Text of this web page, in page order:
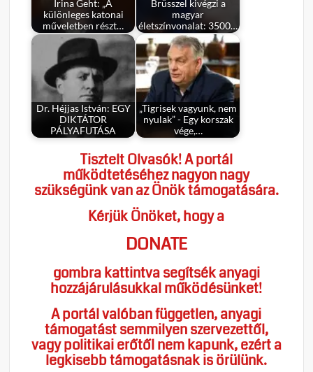
Irina Geht: „A
különleges katonai
műveletben részt…
Brüsszel kivégzi a
magyar
életszínvonalat: 3500…
Dr. Héjjas István: EGY
DIKTÁTOR
PÁLYAFUTÁSA
„Tigrisek vagyunk, nem
nyulak” - Egy korszak
vége,…
Tisztelt Olvasók! A portál
működtetéséhez nagyon nagy
szükségünk van az Önök támogatására.
Kérjük Önöket, hogy a
DONATE
gombra kattintva segítsék anyagi
hozzájárulásukkal működésünket!
A portál valóban független, anyagi
támogatást semmilyen szervezettől,
vagy politikai erőtől nem kapunk, ezért a
legkisebb támogatásnak is örülünk.